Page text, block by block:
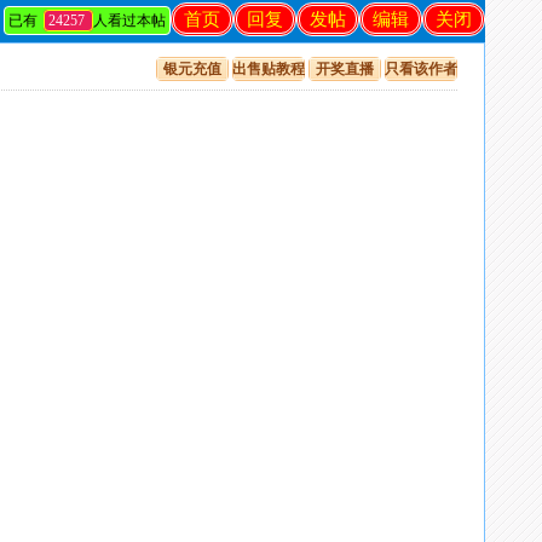
关闭
编辑
发帖
回复
首页
已有 24257 人看过本帖
银元充值 出售贴教程 开奖直播 只看该作者